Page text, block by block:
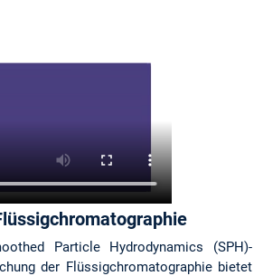
Particle Hydrodynamics (SPH)-
der Flüssigchromatographie bietet